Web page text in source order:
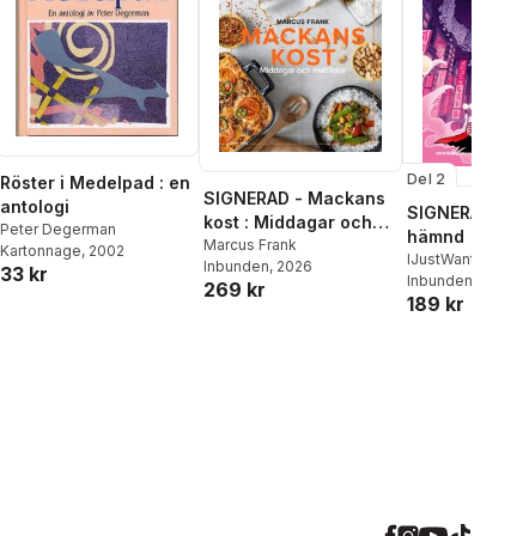
Röster i Medelpad : en
antologi
Peter Degerman
Kartonnage, 2002
33 kr
SIGNERAD - Mackans
kost : Middagar och
matlådor
Marcus Frank
Inbunden, 2026
269 kr
Del 2
SIGNERAD -
hämnd
Adolphson
Beer ,Victor Beer
Inbunden
189 kr